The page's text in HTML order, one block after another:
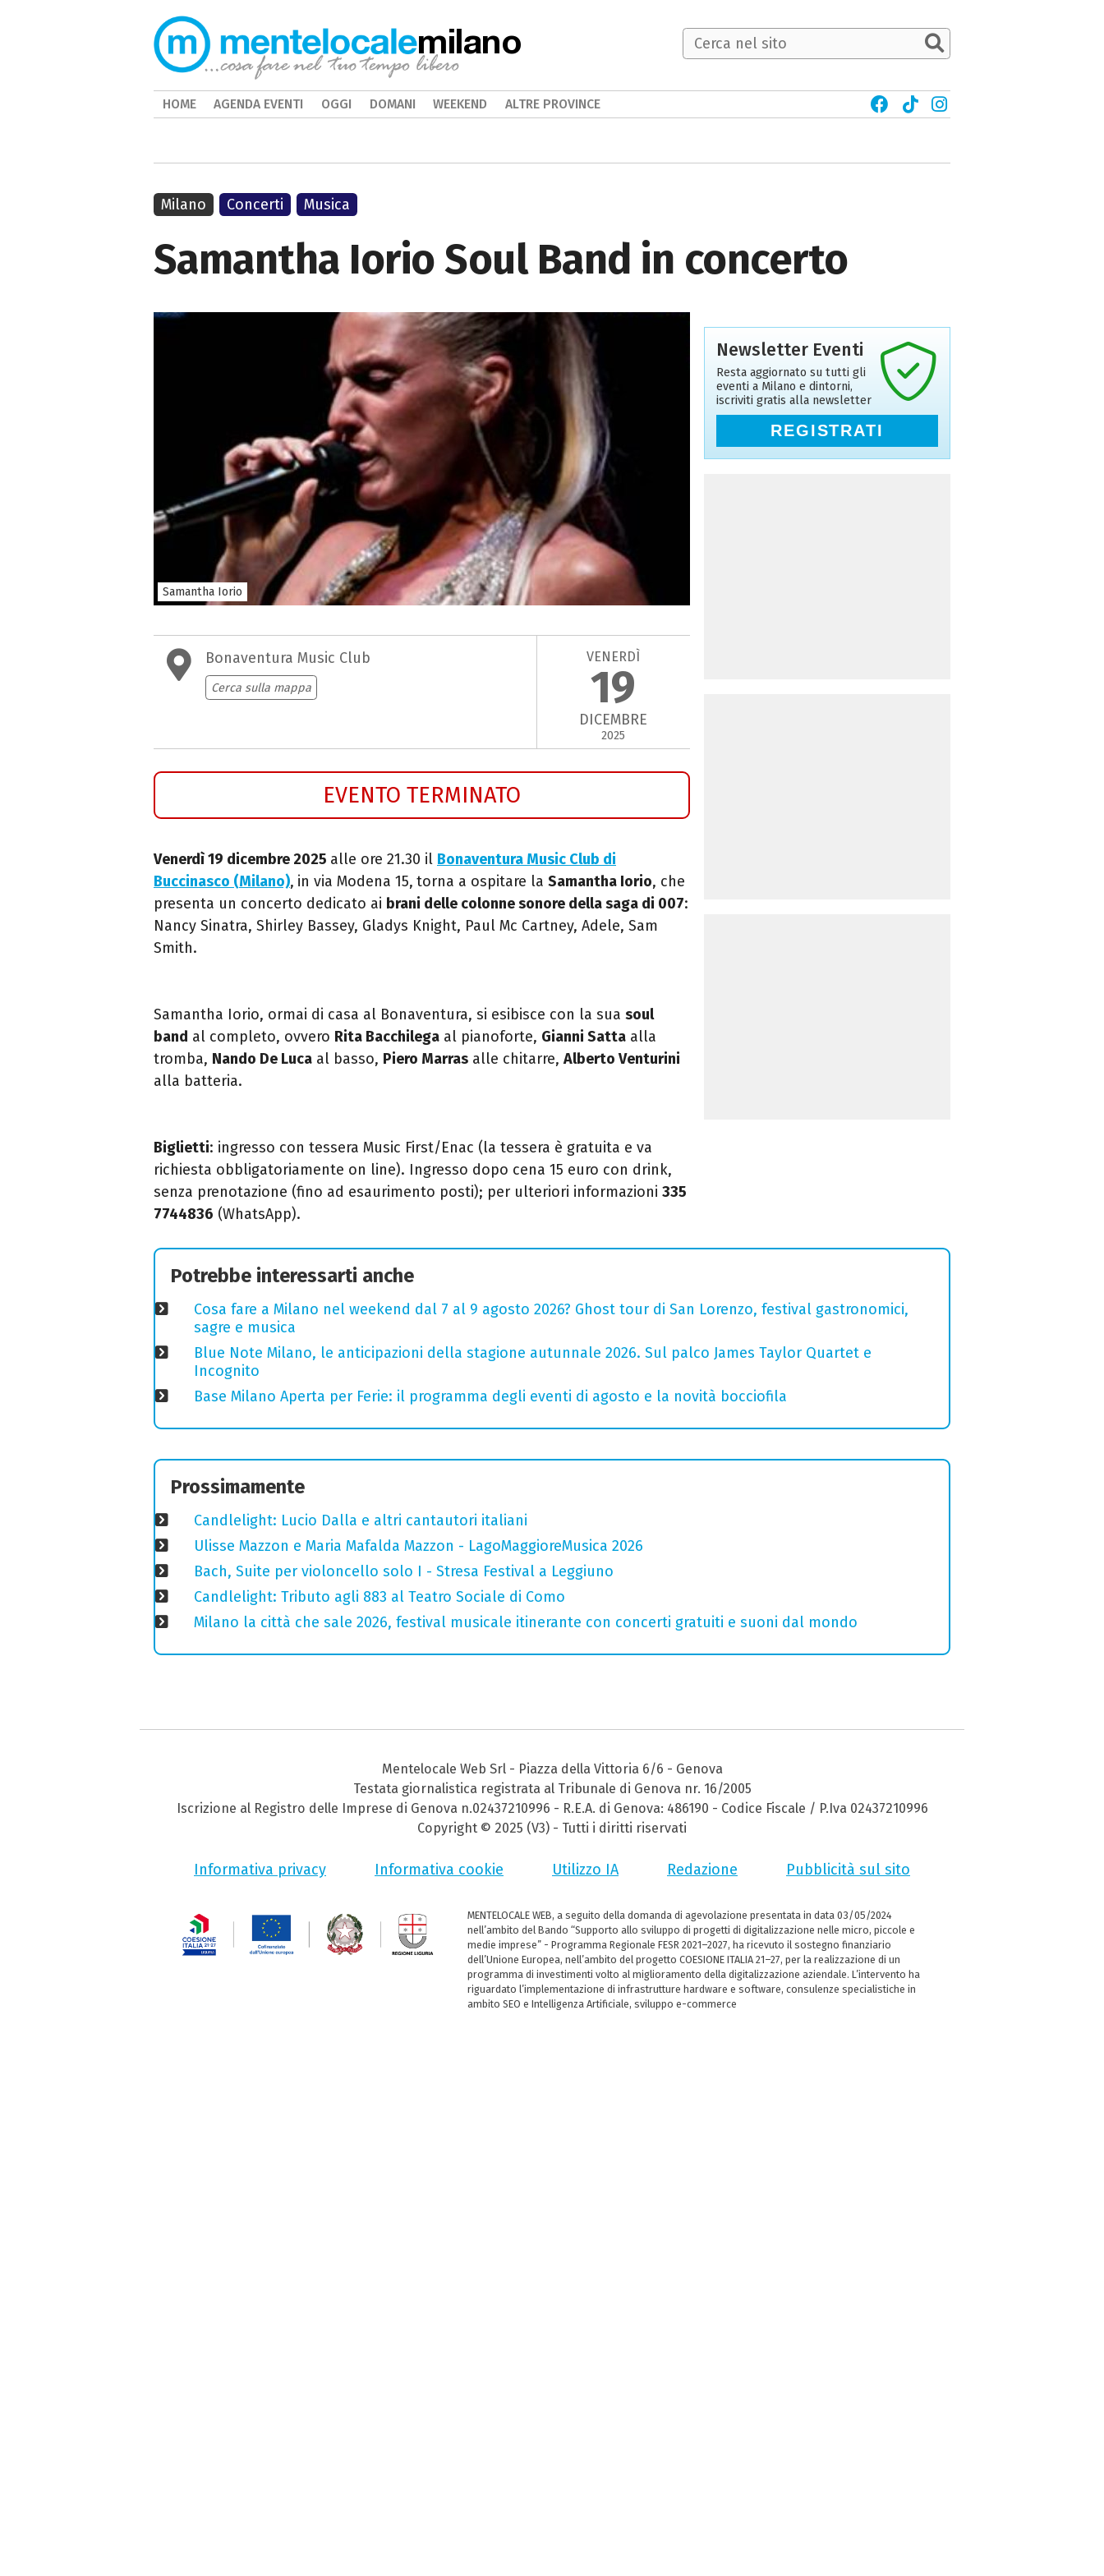
Samantha Iorio Soul Band in concerto
Samantha Iorio
Bonaventura Music Club
Cerca sulla mappa
VENERDÌ
19
DICEMBRE
2025
EVENTO TERMINATO
Venerdì 19 dicembre 2025 alle ore 21.30 il Bonaventura Music Club di
Buccinasco (Milano), in via Modena 15, torna a ospitare la Samantha Iorio, che
presenta un concerto dedicato ai brani delle colonne sonore della saga di 007:
Nancy Sinatra, Shirley Bassey, Gladys Knight, Paul Mc Cartney, Adele, Sam
Smith.
Samantha Iorio, ormai di casa al Bonaventura, si esibisce con la sua soul
band al completo, ovvero Rita Bacchilega al pianoforte, Gianni Satta alla
tromba, Nando De Luca al basso, Piero Marras alle chitarre, Alberto Venturini
alla batteria.
Biglietti: ingresso con tessera Music First/Enac (la tessera è gratuita e va
richiesta obbligatoriamente on line). Ingresso dopo cena 15 euro con drink,
senza prenotazione (fino ad esaurimento posti); per ulteriori informazioni 335
7744836 (WhatsApp).
Milano Concerti Musica
Newsletter Eventi
Resta aggiornato su tutti gli
eventi a Milano e dintorni,
iscriviti gratis alla newsletter
REGISTRATI
Potrebbe interessarti anche
Cosa fare a Milano nel weekend dal 7 al 9 agosto 2026? Ghost tour di San Lorenzo, festival gastronomici,
sagre e musica
Blue Note Milano, le anticipazioni della stagione autunnale 2026. Sul palco James Taylor Quartet e
Incognito
Base Milano Aperta per Ferie: il programma degli eventi di agosto e la novità bocciofila
Prossimamente
Candlelight: Lucio Dalla e altri cantautori italiani
Ulisse Mazzon e Maria Mafalda Mazzon - LagoMaggioreMusica 2026
Bach, Suite per violoncello solo I - Stresa Festival a Leggiuno
Candlelight: Tributo agli 883 al Teatro Sociale di Como
Milano la città che sale 2026, festival musicale itinerante con concerti gratuiti e suoni dal mondo
milano
HOME AGENDA EVENTI OGGI DOMANI WEEKEND ALTRE PROVINCE
Mentelocale Web Srl - Piazza della Vittoria 6/6 - Genova
Testata giornalistica registrata al Tribunale di Genova nr. 16/2005
Iscrizione al Registro delle Imprese di Genova n.02437210996 - R.E.A. di Genova: 486190 - Codice Fiscale / P.Iva 02437210996
Copyright © 2025 (V3) - Tutti i diritti riservati
Informativa privacy Informativa cookie Utilizzo IA Redazione Pubblicità sul sito
MENTELOCALE WEB, a seguito della domanda di agevolazione presentata in data 03/05/2024
nell’ambito del Bando “Supporto allo sviluppo di progetti di digitalizzazione nelle micro, piccole e
medie imprese” - Programma Regionale FESR 2021–2027, ha ricevuto il sostegno finanziario
dell’Unione Europea, nell’ambito del progetto COESIONE ITALIA 21–27, per la realizzazione di un
programma di investimenti volto al miglioramento della digitalizzazione aziendale. L’intervento ha
riguardato l’implementazione di infrastrutture hardware e software, consulenze specialistiche in
ambito SEO e Intelligenza Artificiale, sviluppo e-commerce